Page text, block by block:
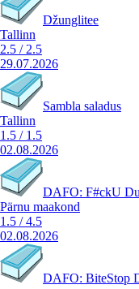
Džunglitee
Tallinn
2.5 / 2.5
29.07.2026
Sambla saladus
Tallinn
1.5 / 1.5
02.08.2026
DAFO: F#ckU
Pärnu maakond
1.5 /4.5
02.08.2026
DAFO: BiteStop